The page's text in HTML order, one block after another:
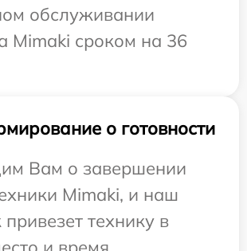
обслуживании
Mimaki сроком на 36
о готовности
Вам о завершении
Mimaki, и наш
технику в